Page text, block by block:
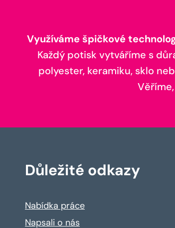
Využíváme špičkové
Každý potisk vytváříme s
polyester, keramiku, sklo
Důležité odkazy
Nabídka práce
Napsali o nás